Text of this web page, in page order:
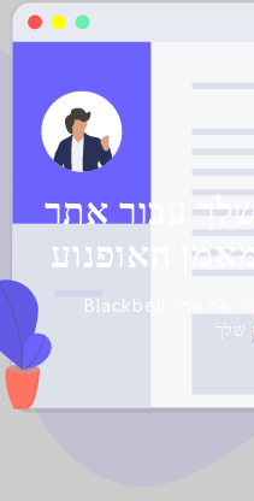
עבור אתר
האופנוע
Blackbell היא הדרך הטובה ביותר ליצור את אתר
שלך